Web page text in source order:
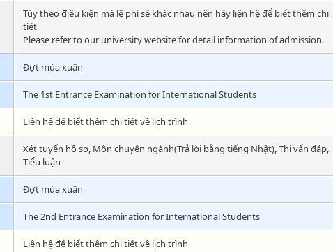
Tùy theo điều kiện mà lệ phí sẽ khác nhau nên hãy liện hệ để biết thêm chi
tiết
Please refer to our university website for detail information of admission.
Đợt mùa xuân
The 1st Entrance Examination for International Students
Liên hệ để biết thêm chi tiết về lịch trình
Xét tuyển hồ sơ, Môn chuyên ngành(Trả lời bằng tiếng Nhật), Thi vấn đáp,
Tiểu luận
Đợt mùa xuân
The 2nd Entrance Examination for International Students
Liên hệ để biết thêm chi tiết về lịch trình